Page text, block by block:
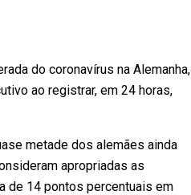
do coronavírus na Alemanha,
ao registrar, em 24 horas,
metade dos alemães ainda
apropriadas as
de 14 pontos percentuais em